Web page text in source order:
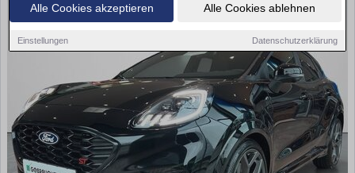
Alle Cookies akzeptieren Alle Cookies ablehnen
Einstellungen Datenschutzerklärung